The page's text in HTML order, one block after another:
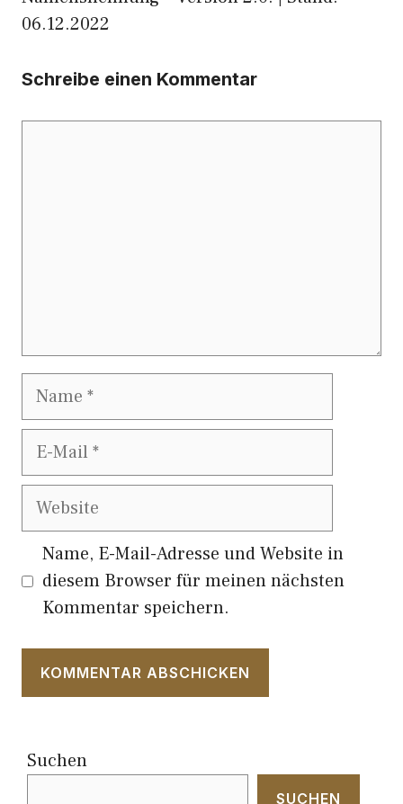
06.12.2022
Schreibe einen Kommentar
Name
E-
Website
Name, E-Mail-Adresse und Website in
diesem Browser für meinen nächsten
Kommentar speichern.
Suchen
SUCHEN